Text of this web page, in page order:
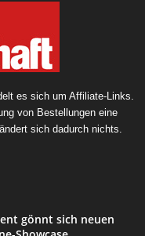
es sich um Affiliate-Links.
von Bestellungen eine
sich dadurch nichts.
gönnt sich neuen